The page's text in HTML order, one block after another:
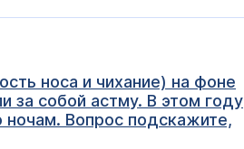
носа и чихание) на фоне
за собой астму. В этом году
ночам. Вопрос подскажите,